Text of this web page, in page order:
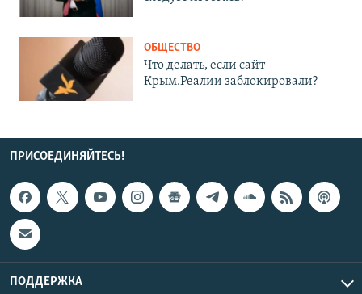
ОБЩЕСТВО
Что делать, если сайт
Крым.Реалии заблокировали?
ПРИСОЕДИНЯЙТЕСЬ!
ПОДДЕРЖКА